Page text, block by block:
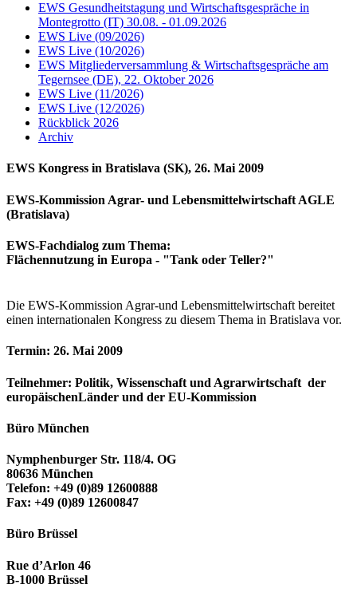
EWS Gesundheitstagung und Wirtschaftsgespräche in
Montegrotto (IT) 30.08. - 01.09.2026
EWS Live (09/2026)
EWS Live (10/2026)
EWS Mitgliederversammlung & Wirtschaftsgespräche am
Tegernsee (DE), 22. Oktober 2026
EWS Live (11/2026)
EWS Live (12/2026)
Rückblick 2026
Archiv
EWS Kongress in Bratislava (SK), 26. Mai 2009
EWS-Kommission Agrar- und Lebensmittelwirtschaft AGLE
(Bratislava)
EWS-Fachdialog zum Thema:
Flächennutzung in Europa - "Tank oder Teller?"
Die EWS-Kommission Agrar-und Lebensmittelwirtschaft bereitet
einen internationalen Kongress zu diesem Thema in Bratislava vor.
Termin: 26. Mai 2009
Teilnehmer: Politik, Wissenschaft und Agrarwirtschaft der
europäischenLänder und der EU-Kommission
Büro München
Nymphenburger Str. 118/4. OG
80636 München
Telefon: +49 (0)89 12600888
Fax: +49 (0)89 12600847
Büro Brüssel
Rue d’Arlon 46
B-1000 Brüssel